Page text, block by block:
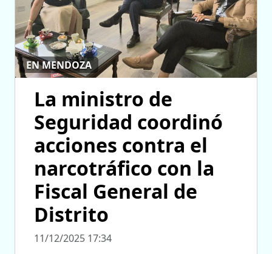
EN MENDOZA
La ministro de
Seguridad coordinó
acciones contra el
narcotráfico con la
Fiscal General de
Distrito
11/12/2025 17:34